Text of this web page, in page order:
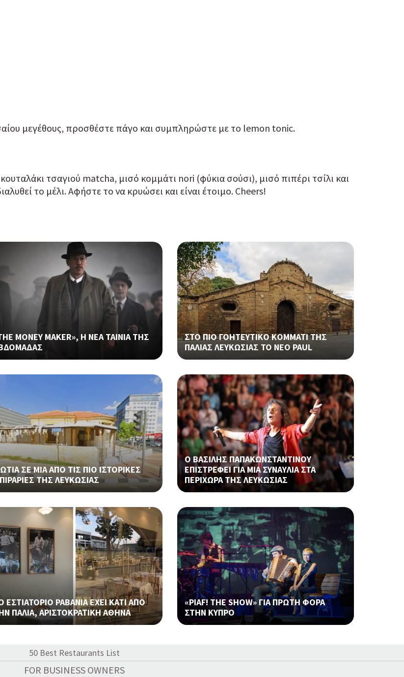
μεγέθους, προσθέστε πάγο και συμπληρώστε με το lemon tonic.
τσαγιού matcha, μισό κομμάτι nori (φύκια σούσι), μισό πιπέρι τσίλι και
το μέλι. Αφήστε το να κρυώσει και είναι έτοιμο. Cheers!
MONEY MAKER», Η ΝΕΑ ΤΑΙΝΙΑ ΤΗΣ
ΣΤΟ ΠΙΟ ΓΟΗΤΕΥΤΙΚΟ ΚΟΜΜΑΤΙ ΤΗΣ
ΠΑΛΙΑΣ ΛΕΥΚΩΣΙΑΣ ΤΟ ΝΕΟ PAUL
ΣΕ ΜΙΑ ΑΠΟ ΤΙΣ ΠΙΟ ΙΣΤΟΡΙΚΕΣ
ΤΗΣ ΛΕΥΚΩΣΙΑΣ
Ο ΒΑΣΙΛΗΣ ΠΑΠΑΚΩΝΣΤΑΝΤΙΝΟΥ
ΕΠΙΣΤΡΕΦΕΙ ΓΙΑ ΜΙΑ ΣΥΝΑΥΛΙΑ ΣΤΑ
ΠΕΡΙΧΩΡΑ ΤΗΣ ΛΕΥΚΩΣΙΑΣ
ΕΣΤΙΑΤΟΡΙΟ ΡΑΒΑΝΙΑ ΕΧΕΙ ΚΑΤΙ ΑΠΟ
ΠΑΛΙΑ, ΑΡΙΣΤΟΚΡΑΤΙΚΗ ΑΘΗΝΑ
«PIAF! THE SHOW» ΓΙΑ ΠΡΩΤΗ ΦΟΡΑ
ΣΤΗΝ ΚΥΠΡΟ
50 Best Restaurants List
FOR BUSINESS OWNERS